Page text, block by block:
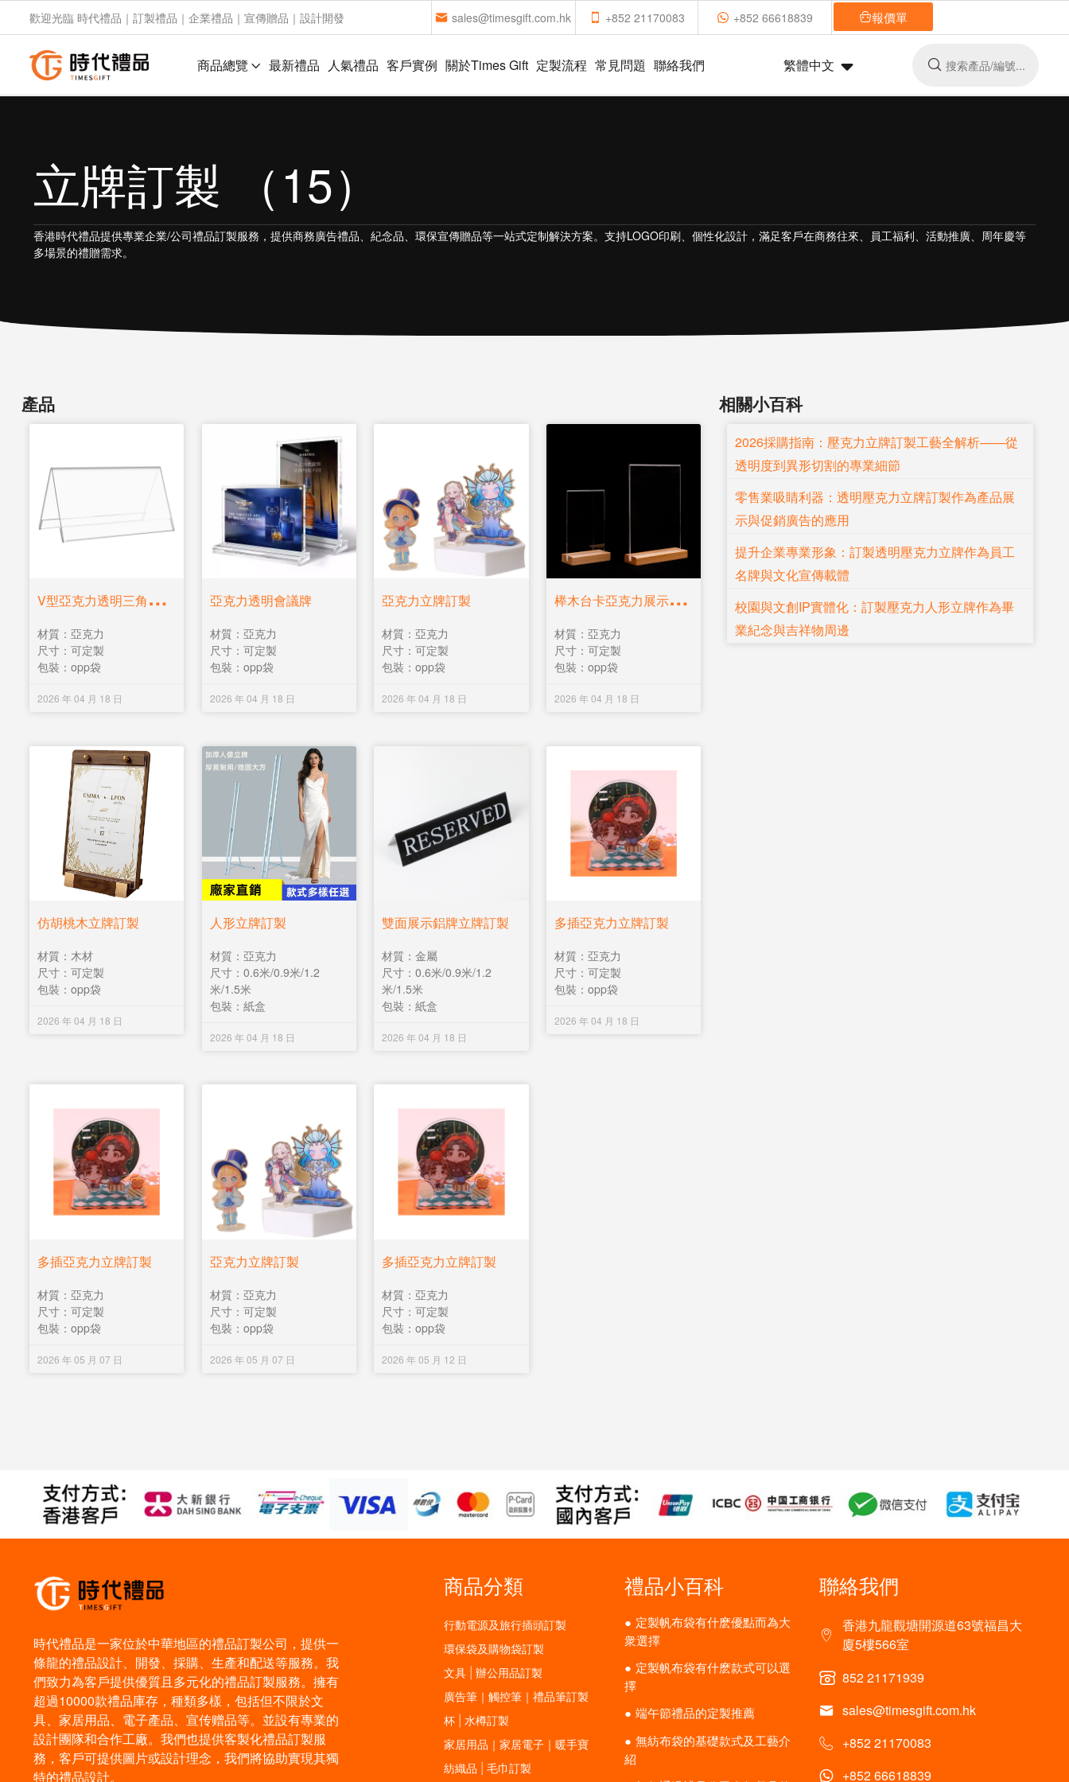
歡迎光臨 時代禮品｜訂製禮品｜企業禮品｜宣傳贈品｜設計開發 sales@timesgift.com.hk +852 21170083 +852 66618839 報價單
商品總覽 最新禮品 人氣禮品 客戶實例 關於Times Gift 定製流程 常見問題 聯絡我們 繁體中文
立牌訂製 （15）
香港時代禮品提供專業企業/公司禮品訂製服務，提供商務廣告禮品、紀念品、環保宣傳贈品等一站式定制解決方案。支持LOGO印刷、個性化設計，滿足客戶在商務往來、員工福利、活動推廣、周年慶等
多場景的禮贈需求。
產品
V
型亞克力透明三角會議牌
材質：亞克力
尺寸：可定製
包裝：opp袋
2026 年 04 月 18 日
亞克力透明會議牌
材質：亞克力
尺寸：可定製
包裝：opp袋
2026 年 04 月 18 日
亞克力立牌訂製
材質：亞克力
尺寸：可定製
包裝：opp袋
2026 年 04 月 18 日
榉
木台卡亞克力展示架立牌訂製
材質：亞克力
尺寸：可定製
包裝：opp袋
2026 年 04 月 18 日
仿胡桃木立牌訂製
材質：木材
尺寸：可定製
包裝：opp袋
2026 年 04 月 18 日
人形立牌訂製
材質：亞克力
尺寸：0.6米/0.9米/1.2
米/1.5米
包裝：紙盒
2026 年 04 月 18 日
雙面展示鋁牌立牌訂製
材質：金屬
尺寸：0.6米/0.9米/1.2
米/1.5米
包裝：紙盒
2026 年 04 月 18 日
多插亞克力立牌訂製
材質：亞克力
尺寸：可定製
包裝：opp袋
2026 年 04 月 18 日
多插亞克力立牌訂製
材質：亞克力
尺寸：可定製
包裝：opp袋
2026 年 05 月 07 日
亞克力立牌訂製
材質：亞克力
尺寸：可定製
包裝：opp袋
2026 年 05 月 07 日
多插亞克力立牌訂製
材質：亞克力
尺寸：可定製
包裝：opp袋
2026 年 05 月 12 日
相關小百科
2026採購指南：壓克力立牌訂製工藝全解析——從
透明度到異形切割的專業細節
零售業吸睛利器：透明壓克力立牌訂製作為產品展
示與促銷廣告的應用
提升企業專業形象：訂製透明壓克力立牌作為員工
名牌與文化宣傳載體
校園與文創IP實體化：訂製壓克力人形立牌作為畢
業紀念與吉祥物周邊
時代禮品是一家位於中華地區的禮品訂製公司，提供一
條龍的禮品設計、開發、採購、生產和配送等服務。我
們致力為客戶提供優質且多元化的禮品訂製服務。擁有
超過10000款禮品庫存，種類多樣，包括但不限於文
具、家居用品、電子產品、宣传赠品等。並設有專業的
設計團隊和合作工廠。我們也提供客製化禮品訂製服
務，客戶可提供圖片或設計理念，我們將協助實現其獨
特的禮品設計。
商品分類
行動電源及旅行插頭訂製
環保袋及購物袋訂製
文具 | 辦公用品訂製
廣告筆｜觸控筆｜禮品筆訂製
杯 | 水樽訂製
家居用品｜家居電子｜暖手寶
紡織品 | 毛巾訂製
禮品小百科
定製帆布袋有什麽優點而為大
衆選擇
定製帆布袋有什麽款式可以選
擇
端午節禮品的定製推薦
無紡布袋的基礎款式及工藝介
紹
聯絡我們
香港九龍觀塘開源道63號福昌大
廈5樓566室
852 21171939
sales@timesgift.com.hk
+852 21170083
+852 66618839